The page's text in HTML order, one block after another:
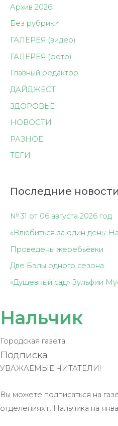
Архив 2026
Без рубрики
ГАЛЕРЕЯ (видео)
ГАЛЕРЕЯ (фото)
Главный редактор
ДАЙДЖЕСТ
ЗДОРОВЬЕ
НОВОСТИ
РАЗНОЕ
ТЕГИ
Последние новости
№ 31 от 06 августа 2026 год
«Влюбиться за один день:
Проведены жеребьёвки
Две Бэлы одного сезона
«Душевный сад» Зульфии
Нальчик
Городская газета
Подписка
УВАЖАЕМЫЕ ЧИТАТЕЛИ!
Вы можете подписаться на
отделениях г. Нальчика на